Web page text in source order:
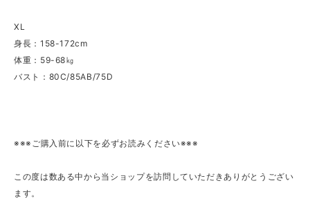
XL
身長：158-172cm
体重：59-68㎏
バスト：80C/85AB/75D
※※※ご購入前に以下を必ずお読みください※※※
この度は数ある中から当ショップを訪問していただきありがとうござい
ます。